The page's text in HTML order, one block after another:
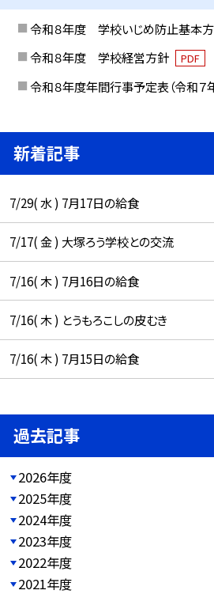
令和８年度 学校いじめ防止基本
令和８年度 学校経営方針
PDF
令和８年度年間行事予定表（令和７
新着記事
7/29( 水 ) 7月17日の給食
7/17( 金 ) 大塚ろう学校との交流
7/16( 木 ) 7月16日の給食
7/16( 木 ) とうもろこしの皮むき
7/16( 木 ) 7月15日の給食
過去記事
2026年度
2025年度
2024年度
2023年度
2022年度
2021年度